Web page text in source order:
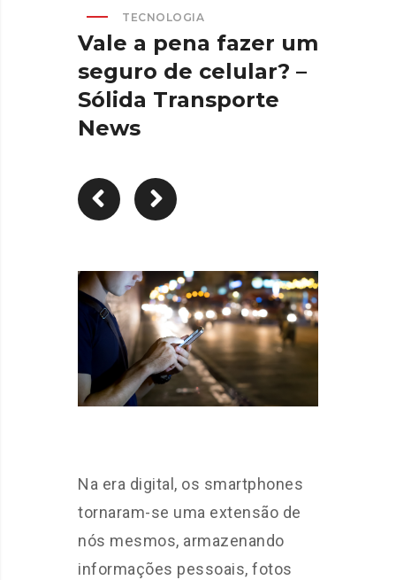
TECNOLOGIA
Vale a pena fazer um
seguro de celular? –
Sólida Transporte
News
Na era digital, os smartphones
tornaram-se uma extensão de
nós mesmos, armazenando
informações pessoais, fotos